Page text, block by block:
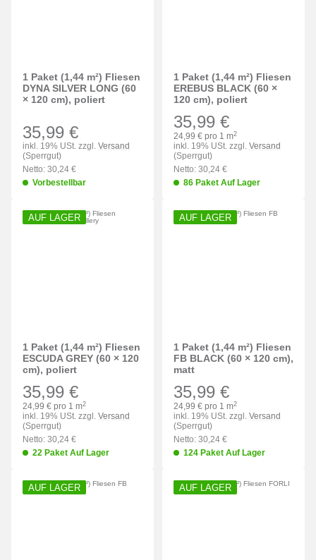
1 Paket (1,44 m²) Fliesen
DYNA SILVER LONG (60
× 120 cm), poliert
35,99 €
inkl. 19% USt. zzgl. Versand
(Sperrgut)
Netto: 30,24 €
Vorbestellbar
1 Paket (1,44 m²) Fliesen
EREBUS BLACK (60 ×
120 cm), poliert
35,99 €
24,99 € pro 1 m2
inkl. 19% USt. zzgl. Versand
(Sperrgut)
Netto: 30,24 €
86 Paket Auf Lager
AUF LAGER
1 Paket (1,44 m²) Fliesen
ESCUDA GREY (60 × 120
cm), poliert
35,99 €
24,99 € pro 1 m2
inkl. 19% USt. zzgl. Versand
(Sperrgut)
Netto: 30,24 €
22 Paket Auf Lager
AUF LAGER
1 Paket (1,44 m²) Fliesen
FB BLACK (60 × 120 cm),
matt
35,99 €
24,99 € pro 1 m2
inkl. 19% USt. zzgl. Versand
(Sperrgut)
Netto: 30,24 €
124 Paket Auf Lager
AUF LAGER AUF LAGER